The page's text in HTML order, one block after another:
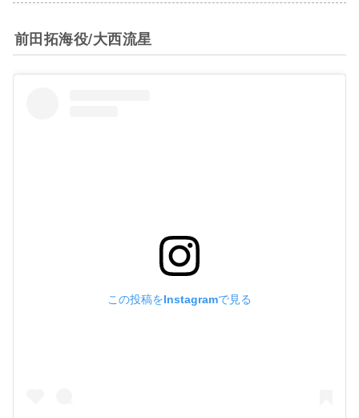
前田拓海役/大西流星
この投稿をInstagramで見る